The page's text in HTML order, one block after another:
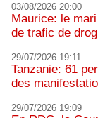
03/08/2026 20:00
Maurice: le
de trafic de
29/07/2026 19:11
Tanzanie: 61
des
29/07/2026 19:09